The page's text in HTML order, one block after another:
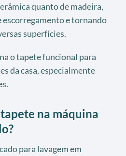
quanto de madeira,
escorregamento e tornando
superfícies.
o tapete funcional para
da casa, especialmente
na máquina
para lavagem em